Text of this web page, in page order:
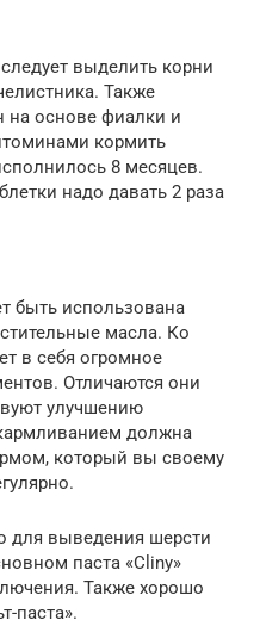
выделить корни
Также
на основе фиалки и
кормить
8 месяцев.
надо давать 2 раза
быть использована
масла. Ко
в себя огромное
Отличаются они
улучшению
должна
который вы своему
для выведения шерсти
паста «Cliny»
Также хорошо
паста».